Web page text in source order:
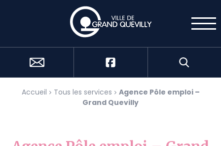
Accueil Tous les services
Agence Pôle emploi –
Grand Quevilly